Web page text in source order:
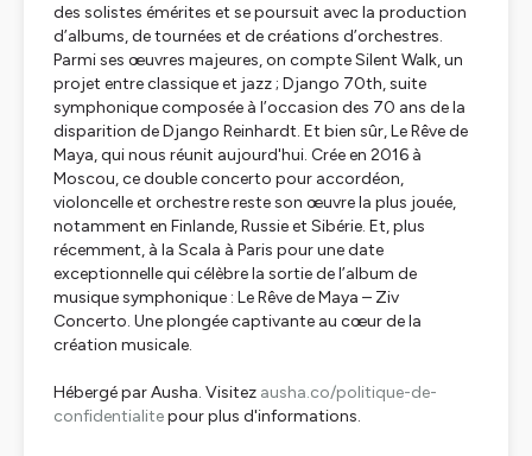
des solistes émérites et se poursuit avec la production
d’albums, de tournées et de créations d’orchestres.
Parmi ses œuvres majeures, on compteSilent Walk, un
projet entre classique et jazz ; Django 70th, suite
symphonique composée à l’occasion des 70 ans de la
disparition de Django Reinhardt. Et bien sûr,Le Rêve de
Maya, qui nous réunit aujourd'hui. Crée en 2016 à
Moscou, ce double concerto pour accordéon,
violoncelle et orchestre reste son œuvre la plus jouée,
notamment en Finlande, Russie et Sibérie. Et, plus
récemment, à la Scala à Paris pour une date
exceptionnelle qui célèbre la sortie de l’album de
musique symphonique : Le Rêve de Maya – Ziv
Concerto. Une plongée captivante au cœur de la
création musicale.
Hébergé par Ausha. Visitez ausha.co/politique-de-
confidentialitepour plus d'informations.